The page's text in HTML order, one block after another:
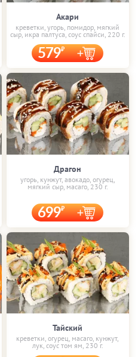
Акари
креветки, угорь, помидор, мягкий
сыр, икра палтуса, соус спайси, 220 г.
579
Драгон
угорь, кунжут, авокадо, огурец,
мягкий сыр, масаго, 230 г.
699
Тайский
креветки, огурец, масаго, кунжут,
лук, соус том ям, 230 г.